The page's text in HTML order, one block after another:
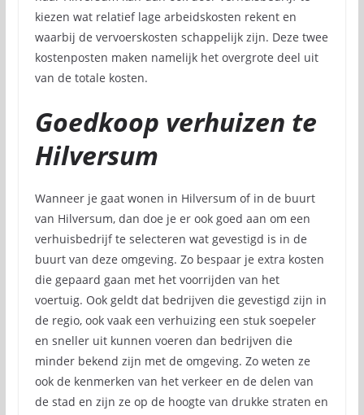
kiezen wat relatief lage arbeidskosten rekent en
waarbij de vervoerskosten schappelijk zijn. Deze twee
kostenposten maken namelijk het overgrote deel uit
van de totale kosten.
Goedkoop verhuizen te
Hilversum
Wanneer je gaat wonen in Hilversum of in de buurt
van Hilversum, dan doe je er ook goed aan om een
verhuisbedrijf te selecteren wat gevestigd is in de
buurt van deze omgeving. Zo bespaar je extra kosten
die gepaard gaan met het voorrijden van het
voertuig. Ook geldt dat bedrijven die gevestigd zijn in
de regio, ook vaak een verhuizing een stuk soepeler
en sneller uit kunnen voeren dan bedrijven die
minder bekend zijn met de omgeving. Zo weten ze
ook de kenmerken van het verkeer en de delen van
de stad en zijn ze op de hoogte van drukke straten en